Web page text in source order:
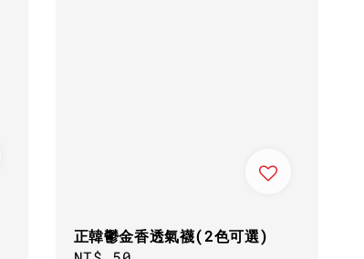
正韓鬱金香透氣襪(2色可選)